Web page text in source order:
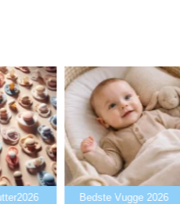
Bedste Vugge 2026